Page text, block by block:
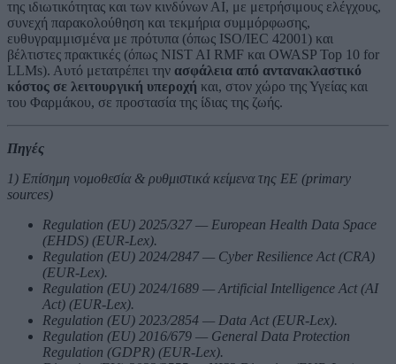
της ιδιωτικότητας και των κινδύνων ΑΙ, με μετρήσιμους ελέγχους,
συνεχή παρακολούθηση και τεκμήρια συμμόρφωσης,
ευθυγραμμισμένα με πρότυπα (όπως ISO/IEC 42001) και
βέλτιστες πρακτικές (όπως NIST AI RMF και OWASP Top 10 for
LLMs). Αυτό μετατρέπει την ασφάλεια από αντανακλαστικό
κόστος σε λειτουργική υπεροχή και, στον χώρο της Υγείας και
του Φαρμάκου, σε προστασία της ίδιας της ζωής.
Πηγές
1) Επίσημη νομοθεσία & ρυθμιστικά κείμενα της ΕΕ (primary
sources)
Regulation (EU) 2025/327 — European Health Data Space
(EHDS) (EUR-Lex).
Regulation (EU) 2024/2847 — Cyber Resilience Act (CRA)
(EUR-Lex).
Regulation (EU) 2024/1689 — Artificial Intelligence Act (AI
Act) (EUR-Lex).
Regulation (EU) 2023/2854 — Data Act (EUR-Lex).
Regulation (EU) 2016/679 — General Data Protection
Regulation (GDPR) (EUR-Lex).